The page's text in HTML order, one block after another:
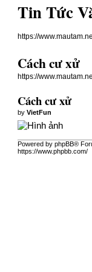
Tin Tức
https://
Cách cư xử
https://
Cách cư xử
byVietFun
Powered by phpBB®
https://www.phpbb.com/